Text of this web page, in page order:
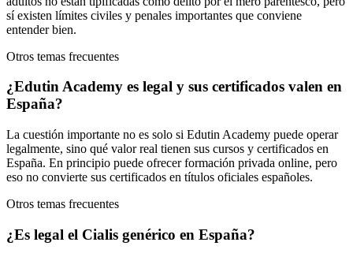
sí existen límites civiles y penales importantes que conviene
entender bien.
Otros temas frecuentes
¿Edutin Academy es legal y sus certificados valen en
España?
La cuestión importante no es solo si Edutin Academy puede operar
legalmente, sino qué valor real tienen sus cursos y certificados en
España. En principio puede ofrecer formación privada online, pero
eso no convierte sus certificados en títulos oficiales españoles.
Otros temas frecuentes
¿Es legal el Cialis genérico en España?